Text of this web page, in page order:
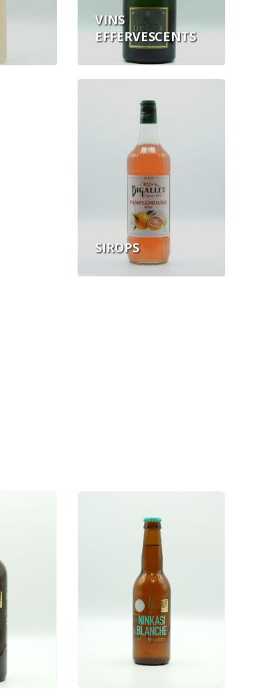
VINS
EFFERVESCENTS
SIROPS